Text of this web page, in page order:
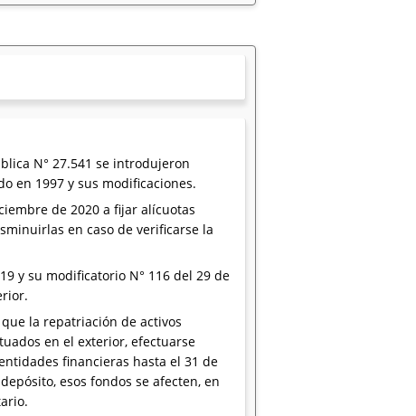
N° 27.541 se introdujeron
en 1997 y sus modificaciones.
de 2020 a fijar alícuotas
en caso de verificarse la
y su modificatorio N° 116 del 29 de
la repatriación de activos
en el exterior, efectuarse
financieras hasta el 31 de
esos fondos se afecten, en